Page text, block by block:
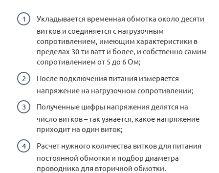
Укладывается временная обмотка около десяти
витков и соединяется с нагрузочным
сопротивлением, имеющим характеристики в
пределах 30-ти ватт и более, и собственно самим
сопротивлением от 5 до 6 Ом;
После подключения питания измеряется
напряжение на нагрузочном сопротивлении;
Полученные цифры напряжения делятся на
число витков – так узнается, какое напряжение
приходит на один виток;
Расчет нужного количества витков для питания
постоянной обмотки и подбор диаметра
проводника для вторичной обмотки.